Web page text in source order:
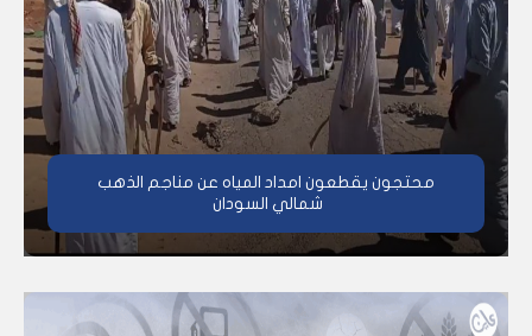
محتجون يقطعون امداد المياه عن مناجم الذهب
شمالي السودان